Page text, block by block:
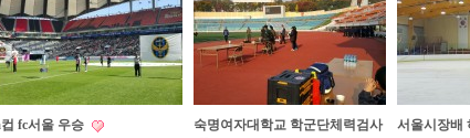
fc서울 우승 숙명여자대학교 학군단체력검사 서울시장배